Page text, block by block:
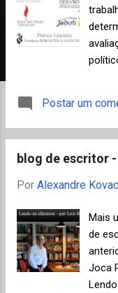
u m
e as
nem
pelo
Postar um
blog de escritor
Por Alexandre
Mais
de
Joca